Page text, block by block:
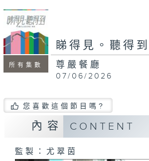
minutes,
seconds
所有集數
睇得見。聽得到
尊嚴餐廳
07/06/2026
您喜歡這個節目嗎?
內容 CONTENT
監製：尤翠茵